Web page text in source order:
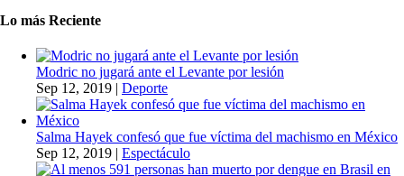
Lo más Reciente
Modric no jugará ante el Levante por lesión
Sep 12, 2019 | Deporte
Salma Hayek confesó que fue víctima del machismo en México
Sep 12, 2019 | Espectáculo